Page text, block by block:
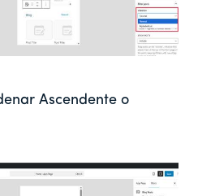
Ascendente o